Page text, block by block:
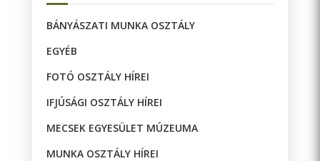
BÁNYÁSZATI MUNKA OSZTÁLY
EGYÉB
FOTÓ OSZTÁLY HÍREI
IFJÚSÁGI OSZTÁLY HÍREI
MECSEK EGYESÜLET MÚZEUMA
MUNKA OSZTÁLY HÍREI